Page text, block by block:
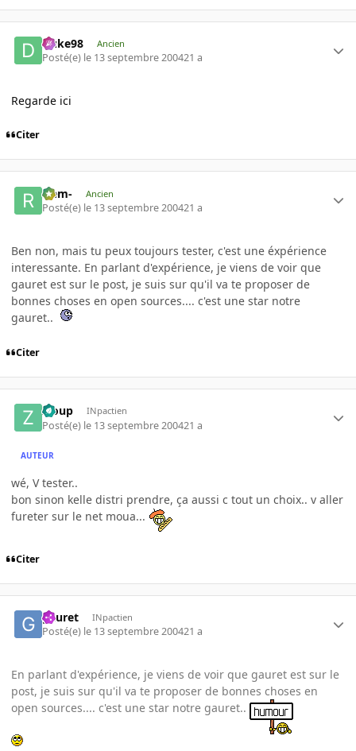
Duke98 Ancien
Posté(e) le 13 septembre 200421 a
Regarde ici
Citer
-rem- Ancien
Posté(e) le 13 septembre 200421 a
Ben non, mais tu peux toujours tester, c'est une éxpérience
interessante. En parlant d'expérience, je viens de voir que
gauret est sur le post, je suis sur qu'il va te proposer de
bonnes choses en open sources.... c'est une star notre
gauret..
Citer
Zloup INpactien
Posté(e) le 13 septembre 200421 a
AUTEUR
wé, V tester..
bon sinon kelle distri prendre, ça aussi c tout un choix.. v aller
fureter sur le net moua...
Citer
gauret INpactien
Posté(e) le 13 septembre 200421 a
En parlant d'expérience, je viens de voir que gauret est sur le
post, je suis sur qu'il va te proposer de bonnes choses en
open sources.... c'est une star notre gauret..